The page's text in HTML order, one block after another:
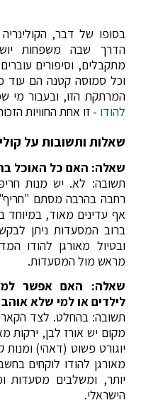
בסופו של דבר,
הדרך שבה משפחות
מתקבלים, וסיפורים
וכל סמוסה קטנה הם
המרתקת הזו, ובעבור מי
להודו - זו אחת החוויות
שאלות ותשובות על
שאלה: האם כל האוכל
תשובה: לא. יש מנות
רחבה בהרבה מסתם
אף עדינים מאוד, במיוחד
ברוב המסעדות ניתן
ובטיול מאורגן להודו
מראש מול המסעדות.
שאלה: האם אפשר
לילדים או למי שלא
תשובה: בהחלט. לצד
מקום יש אורז לבן, ירקות
יוגורט פשוט (דאהי) ומנות
מאורגן להודו לוקחים
יותר, ומשלבים מסעדות
הישראלי.